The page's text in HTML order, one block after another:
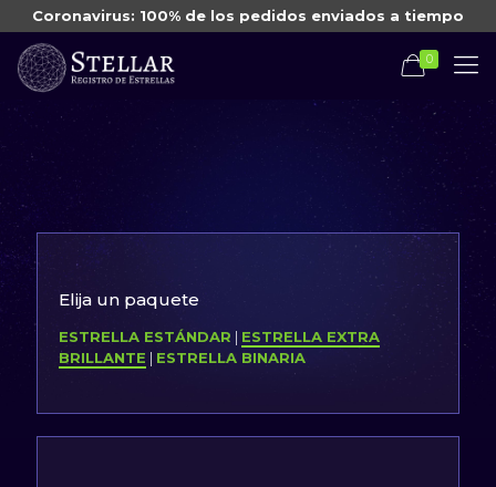
Coronavirus: 100% de los pedidos enviados a tiempo
0
Elija un paquete
ESTRELLA ESTÁNDAR | ESTRELLA EXTRA
BRILLANTE | ESTRELLA BINARIA